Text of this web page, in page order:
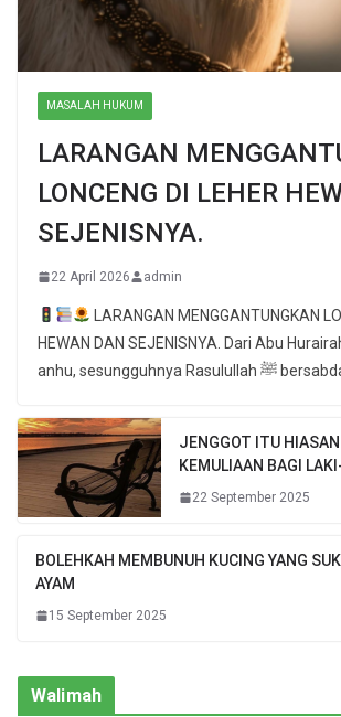
MASALAH HUKUM
LARANGAN
LONCENG DI LEHER
SEJENISNYA.
22 April 2026 admin
LARANGAN MENGGANTUNGKAN
HEWAN DAN SEJENISNYA. Dari Abu
JENGGOT ITU
KEMULIAAN BAGI
22 September 2025
BOLEHKAH MEMBUNUH KUCING YANG
AYAM
15 September 2025
Walimah